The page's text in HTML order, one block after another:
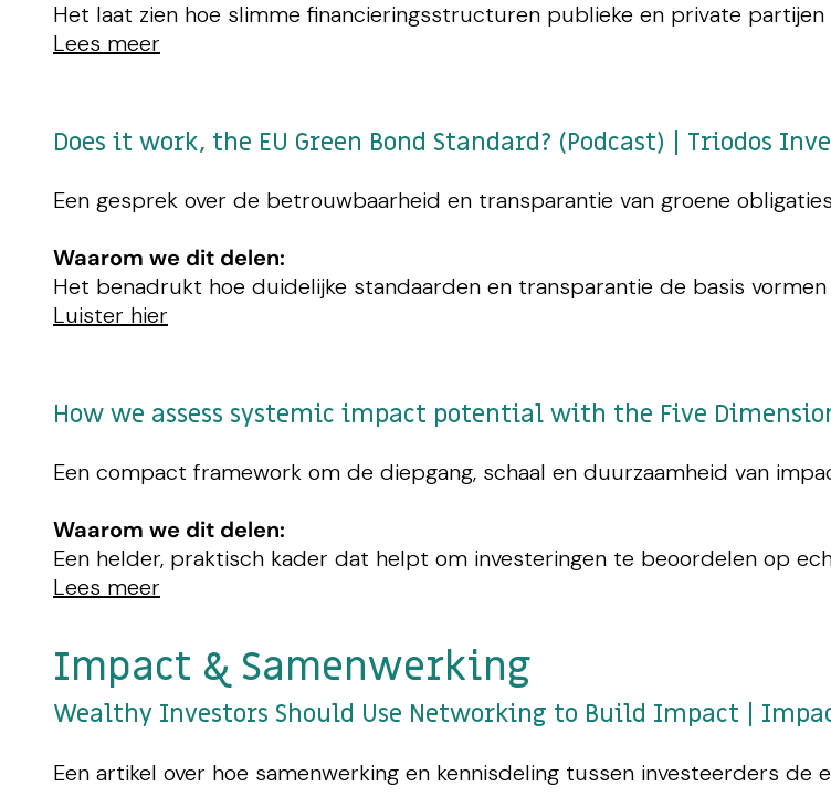
Het laat zien hoe slimme financieringsstructuren publieke en private
Lees meer
Does it work, the EU Green Bond Standard? (Podcast) | Triodos
Een gesprek over de betrouwbaarheid en transparantie van groene
Waarom we dit delen:
Het benadrukt hoe duidelijke standaarden en transparantie de basis
Luister hier
How we assess systemic impact potential with the Five
Een compact framework om de diepgang, schaal en duurzaamheid van
Waarom we dit delen:
Een helder, praktisch kader dat helpt om investeringen te beoordelen op
Lees meer
Impact & Samenwerking
Wealthy Investors Should Use Networking to Build Impact |
Een artikel over hoe samenwerking en kennisdeling tussen investeerders